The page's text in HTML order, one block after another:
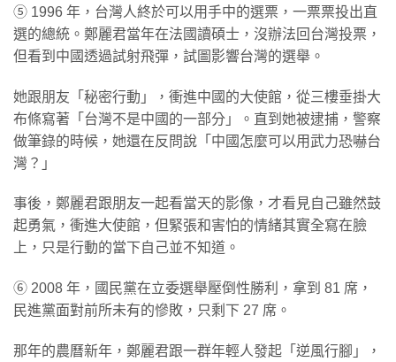
⑤ 1996 年，台灣人終於可以用手中的選票，一票票投出直
選的總統。鄭麗君當年在法國讀碩士，沒辦法回台灣投票，
但看到中國透過試射飛彈，試圖影響台灣的選舉。
她跟朋友「秘密行動」，衝進中國的大使館，從三樓垂掛大
布條寫著「台灣不是中國的一部分」。直到她被逮捕，警察
做筆錄的時候，她還在反問說「中國怎麼可以用武力恐嚇台
灣？」
事後，鄭麗君跟朋友一起看當天的影像，才看見自己雖然鼓
起勇氣，衝進大使館，但緊張和害怕的情緒其實全寫在臉
上，只是行動的當下自己並不知道。
⑥ 2008 年，國民黨在立委選舉壓倒性勝利，拿到 81 席，
民進黨面對前所未有的慘敗，只剩下 27 席。
那年的農曆新年，鄭麗君跟一群年輕人發起「逆風行腳」，